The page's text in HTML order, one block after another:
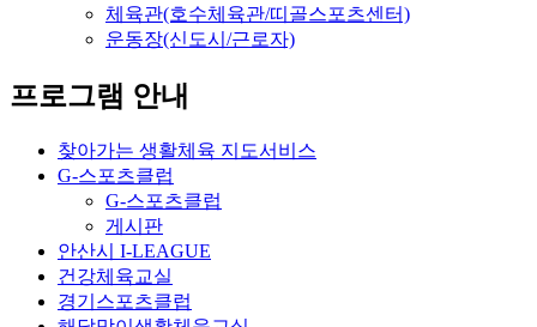
체육관(호수체육관/띠골스포츠센터)
운동장(신도시/근로자)
프로그램 안내
찾아가는 생활체육 지도서비스
G-스포츠클럽
G-스포츠클럽
게시판
안산시 I-LEAGUE
건강체육교실
경기스포츠클럽